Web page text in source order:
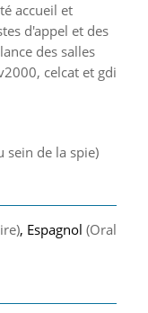
accueil et
d'appel et des
des salles
celcat et gdi
sein de la spie)
, Espagnol (Oral